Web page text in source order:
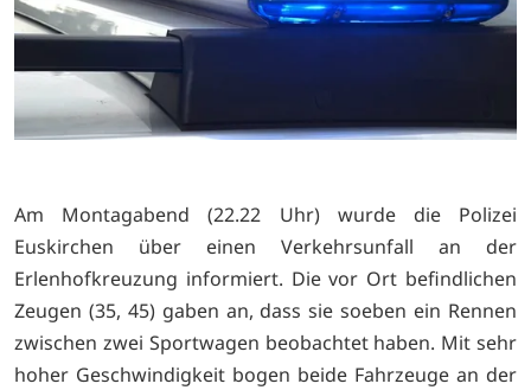
Am Montagabend (22.22 Uhr) wurde die Polizei
Euskirchen über einen Verkehrsunfall an der
Erlenhofkreuzung informiert. Die vor Ort befindlichen
Zeugen (35, 45) gaben an, dass sie soeben ein Rennen
zwischen zwei Sportwagen beobachtet haben. Mit sehr
hoher Geschwindigkeit bogen beide Fahrzeuge an der